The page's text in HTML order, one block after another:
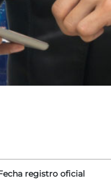
registro oficial